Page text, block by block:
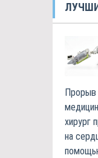
Прорыв
хирург
на